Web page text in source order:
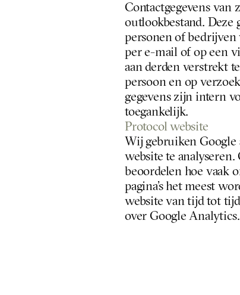
Contactgegevens van
outlookbestand. Deze
personen of
per e-mail of op een
aan derden verstrekt
persoon en op
gegevens zijn intern
toegankelijk.
Protocol website
Wij gebruiken
website te
beoordelen hoe vaak
pagina’s het meest
website van tijd tot
over Google Analytics.